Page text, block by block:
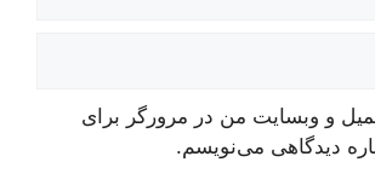
و وبسایت من در مرورگر برای
دیدگاهی می‌نویسم.